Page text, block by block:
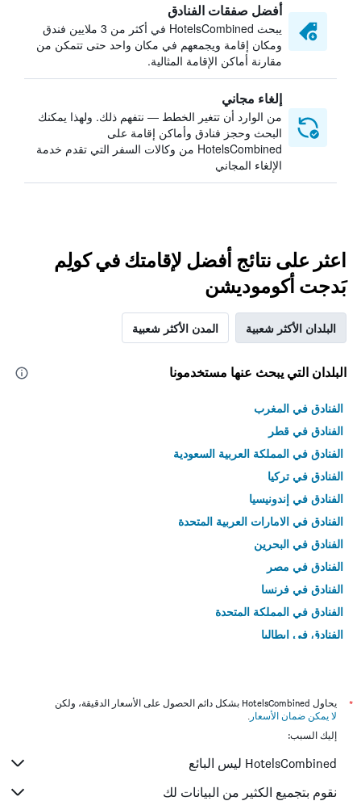
أفضل صفقات الفنادق
يبحث HotelsCombined في أكثر من 3 ملايين فندق
ومكان إقامة ويجمعهم في مكان واحد حتى تتمكن من
مقارنة أماكن الإقامة المثالية.
إلغاء مجاني
من الوارد أن تتغير الخطط — نتفهم ذلك. ولهذا يمكنك
البحث وحجز فنادق وأماكن إقامة على
HotelsCombined من وكالات السفر التي تقدم خدمة
الإلغاء المجاني
اعثر على نتائج أفضل لإقامتك في كولِم
بَدجت أكوموديشن
البلدان الأكثر شعبية المدن الأكثر شعبية
البلدان التي يبحث عنها مستخدمونا
الفنادق في المغرب
الفنادق في قطر
الفنادق في المملكة العربية السعودية
الفنادق في تركيا
الفنادق في إندونيسيا
الفنادق في الامارات العربية المتحدة
الفنادق في البحرين
الفنادق في مصر
الفنادق في فرنسا
الفنادق في المملكة المتحدة
الفنادق في إيطاليا
*
يحاول HotelsCombined بشكل دائم الحصول على الأسعار الدقيقة، ولكن
لا يمكن ضمان الأسعار .
إليك السبب:
HotelsCombined ليس البائع
نقوم بتجميع الكثير من البيانات لك